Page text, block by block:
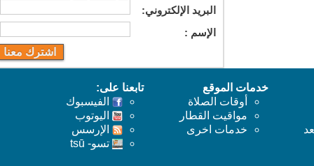
البريد اﻹلكتروني:
اﻹسم :
خدمات الموقع
أوقات الصلاة
مواقيت القطار
خدمات اخرى
تابعنا على:
الفيسبوك
اليوتوب
اﻹرسس
تسو- tsū